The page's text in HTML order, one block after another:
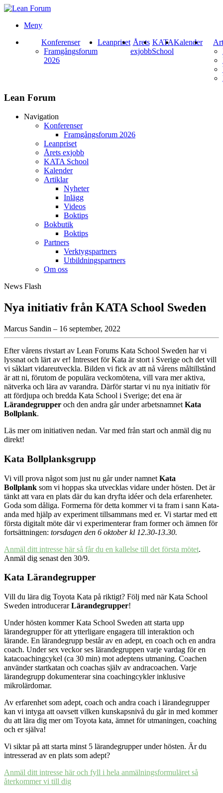
Meny
Konferenser
Framgångsforum
2026
Leanpriset Årets
exjobb
KATA
School
Kalender
Lean Forum
Navigation
Konferenser
Framgångsforum 2026
Leanpriset
Årets exjobb
KATA School
Kalender
Artiklar
Nyheter
Inlägg
Videos
Boktips
Bokbutik
Boktips
Partners
Verktygspartners
Utbildningspartners
Om oss
News Flash
Nya initiativ från KATA School Sweden
Marcus Sandin – 16 september, 2022
Efter vårens rivstart av Lean Forums Kata School Sweden har vi
lyssnat och lärt av er! Intresset för Kata är stort i Sverige och det vill
vi såklart vidareutveckla. Bilden vi fick av att nå vårens måltillstånd
är att ni, förutom de populära veckomötena, vill vara mer aktiva,
nätverka och lära av varandra. Därför startar vi nu nya initiativ för
att fördjupa och bredda Kata School i Sverige; det ena är
Lärandegrupper och den andra går under arbetsnamnet Kata
Bollplank.
Läs mer om initiativen nedan. Var med från start och anmäl dig nu
direkt!
Kata Bollplanksgrupp
Vi vill prova något som just nu går under namnet Kata
Bollplank som vi hoppas ska utvecklas vidare under hösten. Det är
tänkt att vara en plats där du kan dryfta idéer och dela erfarenheter.
Goda som dåliga. Formerna för detta kommer vi ta fram i sann Kata-
anda med hjälp av experiment tillsammans med er. Vi startar med ett
första digitalt möte där vi experimenterar fram former och ämnen för
fortsättningen: torsdagen den 6 oktober kl 12.30-13.30.
Anmäl ditt intresse här så får du en kallelse till det första mötet.
Anmäl dig senast den 30/9.
Kata Lärandegrupper
Vill du lära dig Toyota Kata på riktigt? Följ med när Kata School
Sweden introducerarLärandegrupper!
Under hösten kommer Kata School Sweden att starta upp
lärandegrupper för att ytterligare engagera till interaktion och
lärande. En lärandegrupp består av en adept, en coach och en andra
coach. Under sex veckor ses lärandegruppen varje vardag för en
katacoachingcykel (ca 30 min) mot adeptens utmaning. Coachen
använder startkatan och coachas själv av andracoachen. Varje
lärandegrupp dokumenterar sina coachingcykler inklusive
mikrolärdomar.
Av erfarenhet som adept, coach och andra coach i lärandegrupper
kan vi intyga att oavsett vilken kunskapsnivå du går in med kommer
du att lära dig mer om Toyota kata, ämnet för utmaningen, coaching
och er själva!
Vi siktar på att starta minst 5 lärandegrupper under hösten. Är du
intresserad av en plats som adept?
Anmäl ditt intresse här och fyll i hela anmälningsformuläret så
återkommer vi till dig